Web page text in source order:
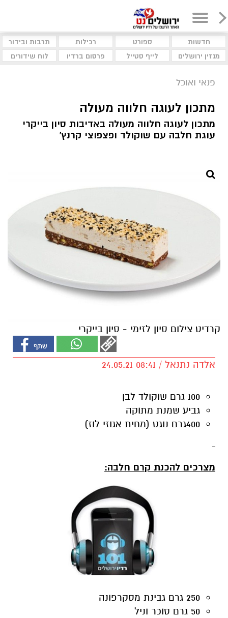
חדשות ספורט רכילות
תרבות ובידור
מגזין ירושלים
לייף סטייל פרסום ברדיו לוח שידורים
פנאי ואוכל
מתכון לעוגה חלווה מעולה
מתכון לעוגה חלווה מעולה באדיבות סיון בייקרי
עוגת חלבה עם שוקולד ופצפוצי קרנץ'
קרדיט צילום סיון לזימי - סיון בייקרי
אלדה נתנאל / 08:41 24.05.21
100 גרם שוקולד לבן
גביע שמנת מתוקה
400גרם נוגט (מחית אגוזי לוז)
מצרכים להכנת קרם חלבה:
250 גרם גבינת מסקרפונה
50 גרם סוכר וניל